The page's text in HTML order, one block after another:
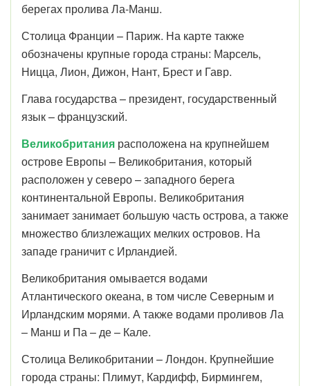
берегах пролива Ла-Манш.
Столица Франции – Париж. На карте также
обозначены крупные города страны: Марсель,
Ницца, Лион, Дижон, Нант, Брест и Гавр.
Глава государства – президент, государственный
язык – французский.
Великобритания расположена на крупнейшем
острове Европы – Великобритания, который
расположен у северо – западного берега
континентальной Европы. Великобритания
занимает занимает большую часть острова, а также
множество близлежащих мелких островов. На
западе граничит с Ирландией.
Великобритания омывается водами
Атлантического океана, в том числе Северным и
Ирландским морями. А также водами проливов Ла
– Манш и Па – де – Кале.
Столица Великобритании – Лондон. Крупнейшие
города страны: Плимут, Кардифф, Бирмингем,